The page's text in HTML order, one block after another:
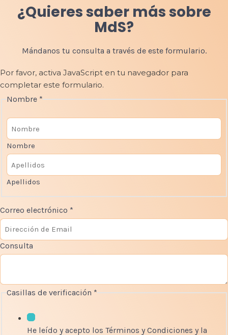
¿Quieres saber más sobre
MdS?
Mándanos tu consulta a través de este formulario.
Por favor, activa JavaScript en tu navegador para
completar este formulario.
Nombre *
Nombre
Apellidos
Correo electrónico *
e
l
t
Consulta
Casillas de verificación *
He leído y acepto los Términos y Condiciones y la